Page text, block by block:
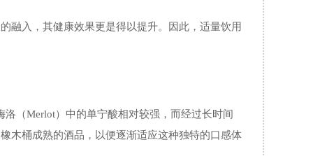
融入，其健康效果更是得以提升。因此，适量饮用
（Merlot）中的单宁酸相对较强，而经过长时间
木桶成熟的酒品，以便逐渐适应这种独特的口感体